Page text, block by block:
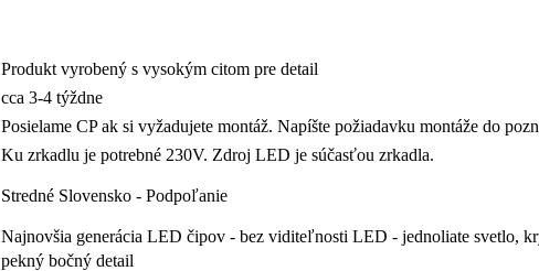
Produkt vyrobený s vysokým citom pre detail
cca 3-4 týždne
Posielame CP ak si vyžadujete montáž. Napíšte požiadavku montáže do
Ku zrkadlu je potrebné 230V. Zdroj LED je súčasťou zrkadla.
Stredné Slovensko - Podpoľanie
Najnovšia generácia LED čipov - bez viditeľnosti LED - jednoliate svetlo,
pekný bočný detail